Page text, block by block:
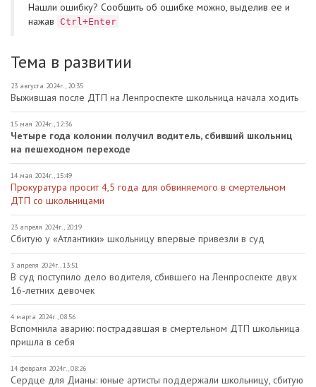
Нашли ошибку? Cообщить об ошибке можно, выделив ее и
нажав
Ctrl+Enter
Тема в развитии
23 августа 2024г., 20:35
Выжившая после ДТП на Ленпроспекте школьница начала ходить
15 мая 2024г., 12:36
Четыре года колонии получил водитель, сбивший школьниц
на пешеходном переходе
14 мая 2024г., 15:49
Прокуратура просит 4,5 года для обвиняемого в смертельном
ДТП со школьницами
23 апреля 2024г., 20:19
Сбитую у «Атлантики» школьницу впервые привезли в суд
3 апреля 2024г., 13:51
В суд поступило дело водителя, сбившего на Ленпроспекте двух
16-летних девочек
4 марта 2024г., 08:56
Вспомнила аварию: пострадавшая в смертельном ДТП школьница
пришла в себя
14 февраля 2024г., 08:26
Сердце для Дианы: юные артисты поддержали школьницу, сбитую